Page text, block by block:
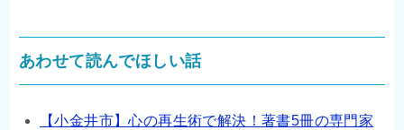
あわせて読んでほしい話
【小金井市】心の再生術で解決！著書5冊の専門家